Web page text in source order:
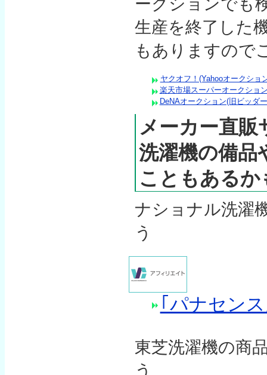
ークションでも
生産を終了した
もありますので
ヤクオフ！(Yahooオークショ
楽天市場スーパーオークショ
DeNAオークション(旧ビッダ
メーカー直
洗濯機の備品
こともある
ナショナル洗濯
う
｢パナセン
東芝洗濯機の商
う